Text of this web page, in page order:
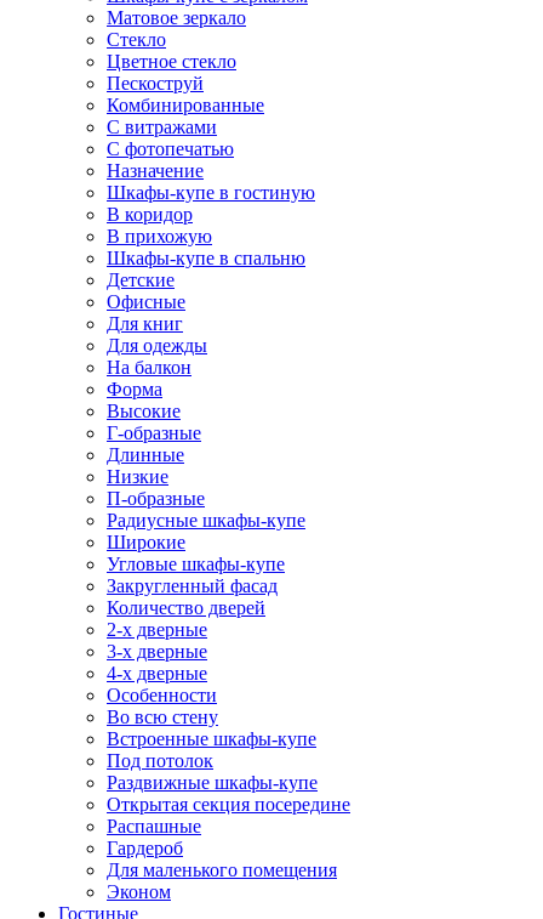
Матовое зеркало
Стекло
Цветное стекло
Пескоструй
Комбинированные
С витражами
С фотопечатью
Назначение
Шкафы-купе в гостиную
В коридор
В прихожую
Шкафы-купе в спальню
Детские
Офисные
Для книг
Для одежды
На балкон
Форма
Высокие
Г-образные
Длинные
Низкие
П-образные
Радиусные шкафы-купе
Широкие
Угловые шкафы-купе
Закругленный фасад
Количество дверей
2-х дверные
3-х дверные
4-х дверные
Особенности
Во всю стену
Встроенные шкафы-купе
Под потолок
Раздвижные шкафы-купе
Открытая секция посередине
Распашные
Гардероб
Для маленького помещения
Эконом
Гостиные